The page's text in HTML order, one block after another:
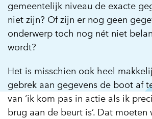
gemeentelijk niveau de exacte
niet zijn? Of zijn er nog geen
onderwerp toch nog nét niet
wordt?
Het is misschien ook heel
gebrek aan gegevens de boot af
van ‘ik kom pas in actie als ik
brug aan de beurt is’. Dat moeten